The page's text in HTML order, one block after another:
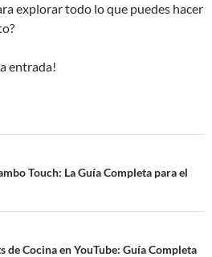
explorar todo lo que puedes hacer
entrada!
Touch: La Guía Completa para el
de Cocina en YouTube: Guía Completa